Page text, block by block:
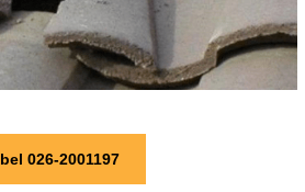
bel 026-2001197